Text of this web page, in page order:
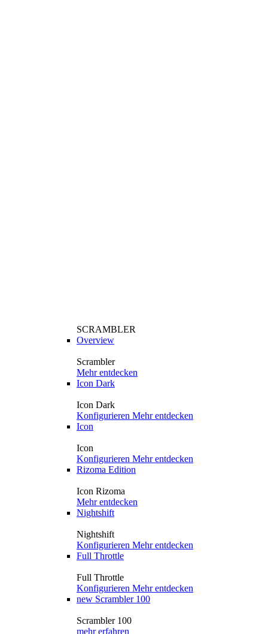
SCRAMBLER
Overview
Scrambler
Mehr entdecken
Icon Dark
Icon Dark
Konfigurieren Mehr entdecken
Icon
Icon
Konfigurieren Mehr entdecken
Rizoma Edition
Icon Rizoma
Mehr entdecken
Nightshift
Nightshift
Konfigurieren Mehr entdecken
Full Throttle
Full Throttle
Konfigurieren Mehr entdecken
new Scrambler 100
Scrambler 100
mehr erfahren